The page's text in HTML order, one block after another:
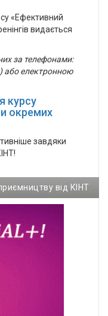
«Ефективний
видається
за телефонами:
або електронною
курсу
окремих
завдяки
від КІНТ